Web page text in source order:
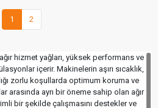
1 2
hizmet yağları, yüksek performans ve
içerir. Makinelerin aşırı sıcaklık,
zorlu koşullarda optimum koruma ve
arasında ayrı bir öneme sahip olan ağır
bir şekilde çalışmasını destekler ve